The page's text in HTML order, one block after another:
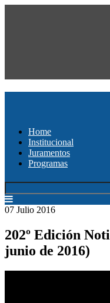
Home
Institucional
Juramentos
Programas
07 Julio 2016
202º Edición
junio de 2016)